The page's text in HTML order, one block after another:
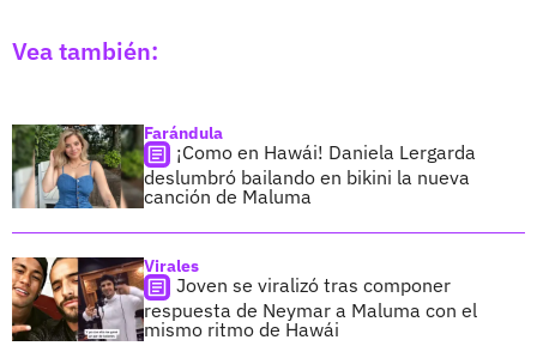
Vea también:
Farándula
¡Como en Hawái! Daniela Lergarda
deslumbró bailando en bikini la nueva
canción de Maluma
Virales
Joven se viralizó tras componer
respuesta de Neymar a Maluma con el
mismo ritmo de Hawái